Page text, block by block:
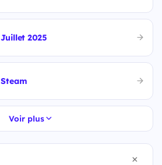
Juillet 2025
Steam
Voir plus